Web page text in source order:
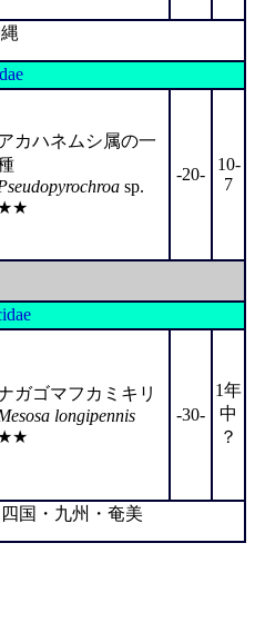
カハネムシ属の一
sp.
-20-
10-
7
ガゴマフカミキリ
longipennis
-30-
1年
中
？
国・九州・奄美